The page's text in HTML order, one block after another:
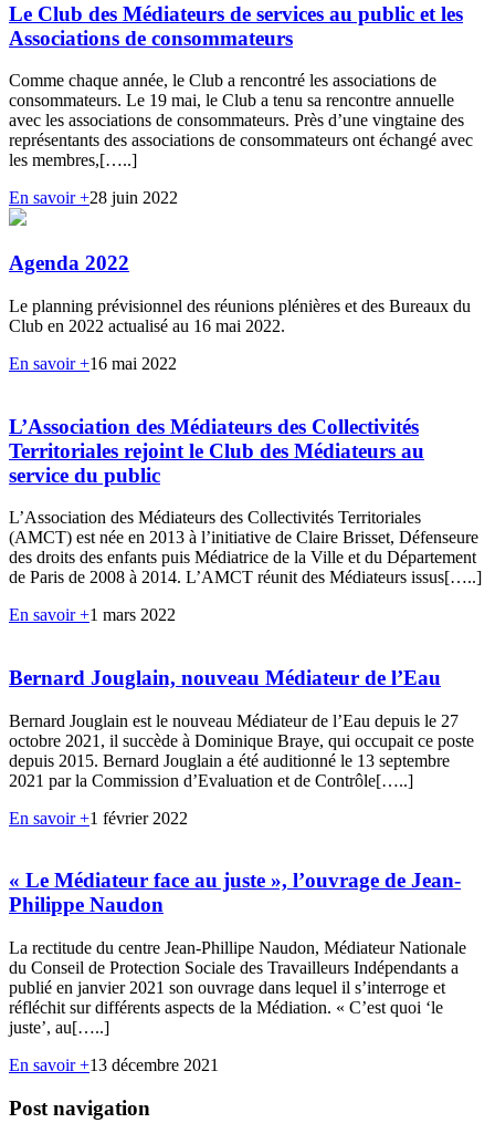
Le Club des Médiateurs de services au public et les
Associations de consommateurs
Comme chaque année, le Club a rencontré les associations de
consommateurs. Le 19 mai, le Club a tenu sa rencontre annuelle
avec les associations de consommateurs. Près d’une vingtaine des
représentants des associations de consommateurs ont échangé avec
les membres,[…..]
En savoir +28 juin 2022
Agenda 2022
Le planning prévisionnel des réunions plénières et des Bureaux du
Club en 2022 actualisé au 16 mai 2022.
En savoir +16 mai 2022
L’Association des Médiateurs des Collectivités
Territoriales rejoint le Club des Médiateurs au
service du public
L’Association des Médiateurs des Collectivités Territoriales
(AMCT) est née en 2013 à l’initiative de Claire Brisset, Défenseure
des droits des enfants puis Médiatrice de la Ville et du Département
de Paris de 2008 à 2014. L’AMCT réunit des Médiateurs issus[…..]
En savoir +1 mars 2022
Bernard Jouglain, nouveau Médiateur de l’Eau
Bernard Jouglain est le nouveau Médiateur de l’Eau depuis le 27
octobre 2021, il succède à Dominique Braye, qui occupait ce poste
depuis 2015. Bernard Jouglain a été auditionné le 13 septembre
2021 par la Commission d’Evaluation et de Contrôle[…..]
En savoir +1 février 2022
« Le Médiateur face au juste », l’ouvrage de Jean-
Philippe Naudon
La rectitude du centre Jean-Phillipe Naudon, Médiateur Nationale
du Conseil de Protection Sociale des Travailleurs Indépendants a
publié en janvier 2021 son ouvrage dans lequel il s’interroge et
réfléchit sur différents aspects de la Médiation. « C’est quoi ‘le
juste’, au[…..]
En savoir +13 décembre 2021
Post navigation